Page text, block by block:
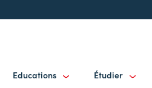
Educations Étudier